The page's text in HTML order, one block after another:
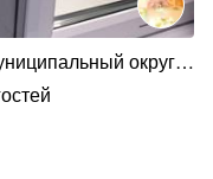
округ,
6